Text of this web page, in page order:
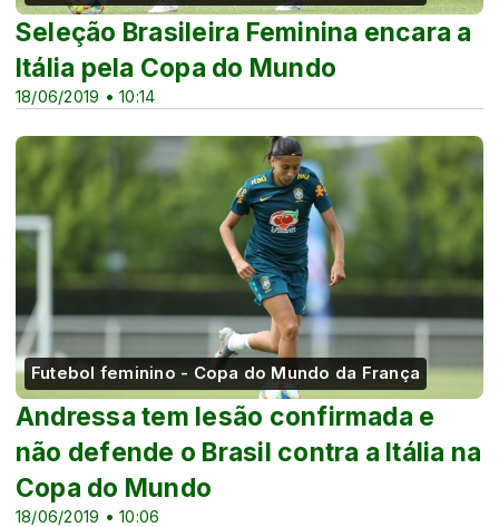
18/06/2019 • 10:14
Seleção Brasileira Feminina encara a
Itália pela Copa do Mundo
Futebol feminino - Copa do Mundo da França
18/06/2019 • 10:06
Andressa tem lesão confirmada e
não defende o Brasil contra a Itália na
Copa do Mundo